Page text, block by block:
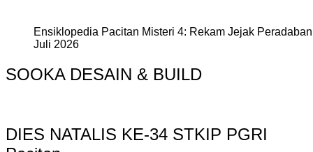
Ensiklopedia Pacitan Misteri 4: Rekam Jejak
Juli 2026
SOOKA DESAIN & BUILD
DIES NATALIS KE-34 STKIP PGRI